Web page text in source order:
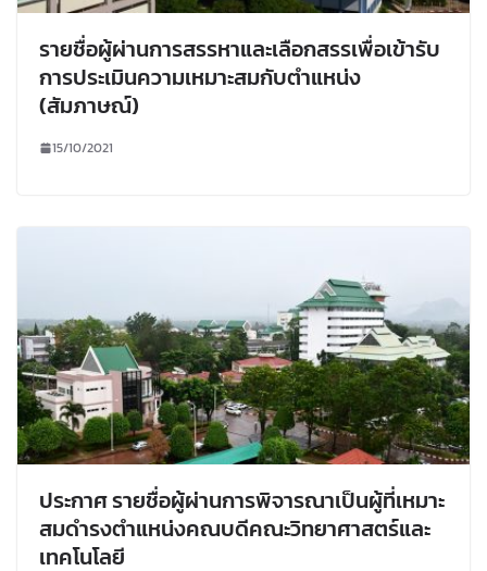
รายชื่อผู้ผ่านการสรรหาและเลือกสรรเพื่อเข้ารับ
การประเมินความเหมาะสมกับตำแหน่ง
(สัมภาษณ์)
15/10/2021
ประกาศ รายชื่อผู้ผ่านการพิจารณาเป็นผู้ที่เหมาะ
สมดํารงตําแหน่งคณบดีคณะวิทยาศาสตร์และ
เทคโนโลยี